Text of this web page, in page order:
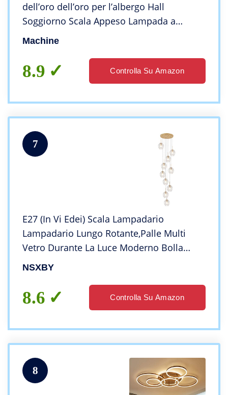
dell’oro dell’oro per l’albergo Hall
Soggiorno Scala Appeso Lampada a
Sospensione Appeso European Big
WarmWhite)
Machine
8.9 Controlla Su Amazon
7
E27 (In Vi Edei) Scala Lampadario
Lampadario Lungo Rotante,Palle Multi
Vetro Durante La Luce Moderno Bolla
Palla Soffitto Appeso Lampada Lampadari
luminosa tr
NSXBY
8.6 Controlla Su Amazon
8